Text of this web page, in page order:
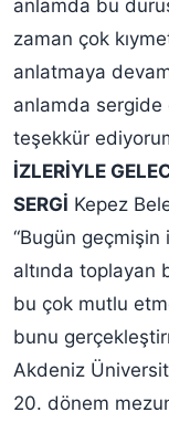
anlamda bu
zaman çok
anlatmaya
anlamda sergide
teşekkür
İZLERİYLE
SERGİ Kepez
“Bugün geçmişin
altında toplayan
bu çok mutlu
bunu
Akdeniz
20. dönem